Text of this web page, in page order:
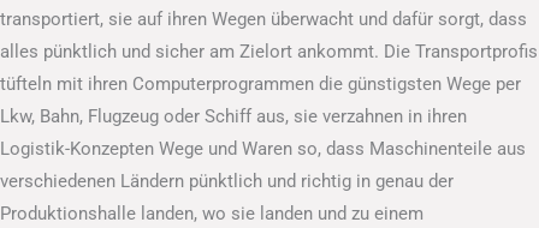
transportiert, sie auf ihren Wegen überwacht und dafür sorgt, dass
alles pünktlich und sicher am Zielort ankommt. Die Transportprofis
tüfteln mit ihren Computerprogrammen die günstigsten Wege per
Lkw, Bahn, Flugzeug oder Schiff aus, sie verzahnen in ihren
Logistik-Konzepten Wege und Waren so, dass Maschinenteile aus
verschiedenen Ländern pünktlich und richtig in genau der
Produktionshalle landen, wo sie landen und zu einem